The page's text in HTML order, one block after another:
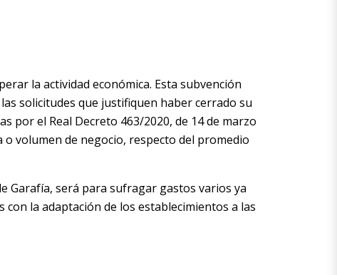
la actividad económica. Esta subvención
solicitudes que justifiquen haber cerrado su
por el Real Decreto 463/2020, de 14 de marzo
o volumen de negocio, respecto del promedio
Garafía, será para sufragar gastos varios ya
la adaptación de los establecimientos a las